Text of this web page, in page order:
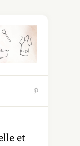
et